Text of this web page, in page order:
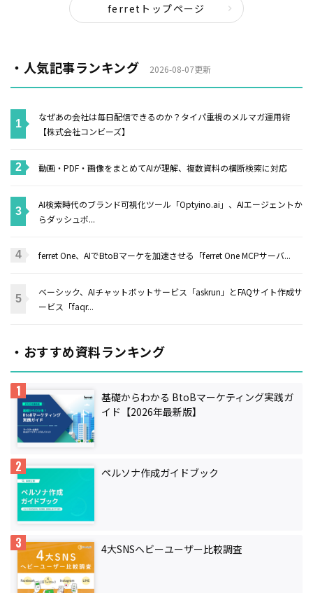
ferretトップページ
・人気記事ランキング 2026-08-07更新
なぜあの会社は毎日配信できるのか？タイパ重視のメルマガ運用術
【株式会社コンビーズ】
動画・PDF・画像をまとめてAIが理解、複数資料の横断検索に対応
AI検索時代のブランド可視化ツール「Optyino.ai」、AIエージェントか
らダッシュボ...
ferret One、AIでBtoBマーケを加速させる「ferret One MCPサーバ...
ベーシック、AIチャットボットサービス「askrun」とFAQサイト作成サ
ービス「faqr...
・おすすめ資料ランキング
基礎からわかる BtoBマーケティング実践ガ
イド【2026年最新版】
ペルソナ作成ガイドブック
4大SNSヘビーユーザー比較調査